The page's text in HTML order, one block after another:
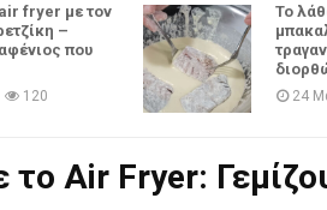
fryer με τον
–
που
120
Το
24
το Air Fryer: